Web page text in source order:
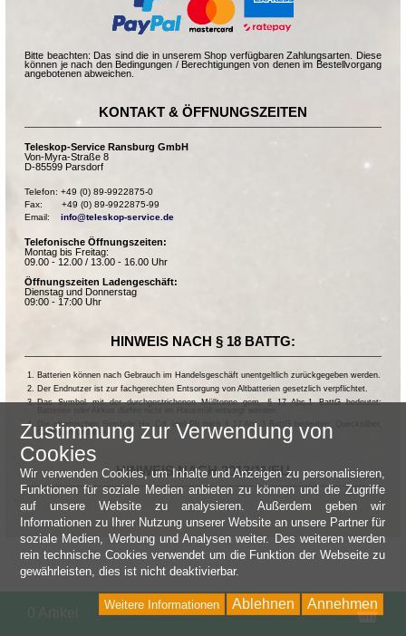
Bitte beachten: Das sind die in unserem Shop verfügbaren Zahlungsarten. Diese
können je nach den Bedingungen / Berechtigungen von denen im Bestellvorgang
angebotenen abweichen.
KONTAKT & ÖFFNUNGSZEITEN
Teleskop-Service Ransburg GmbH
Von-Myra-Straße 8
D-85599 Parsdorf
Telefon: +49 (0) 89-9922875-0
Fax:       +49 (0) 89-9922875-99
Email: info@teleskop-service.de
Telefonische Öffnungszeiten:
Montag bis Freitag:
09.00 - 12.00 / 13.00 - 16.00 Uhr
Öffnungszeiten Ladengeschäft:
Dienstag und Donnerstag
09:00 - 17:00 Uhr
HINWEIS NACH § 18 BATTG:
Batterien können nach Gebrauch im Handelsgeschäft unentgeltlich zurückgegeben werden.
Der Endnutzer ist zur fachgerechten Entsorgung von Altbatterien gesetzlich verpflichtet.
Das Symbol mit der durchgestrichenen Mülltonne gem. § 17 Abs.1 BattG bedeutet:
Die chemischen Symbole Hg, Cd, und Pb nach § 17 Abs.3 BattG bedeuten: Quecksilber,
Cadmium und Blei.
HINWEIS NACH 2013/11/EU
Zustimmung zur Verwendung von
Cookies
Wir verwenden Cookies, um Inhalte und Anzeigen zu personalisieren,
Funktionen für soziale Medien anbieten zu können und die Zugriffe
auf unsere Website zu analysieren. Außerdem geben wir
Informationen zu Ihrer Nutzung unserer Website an unsere Partner für
soziale Medien, Werbung und Analysen weiter. Des weiteren werden
rein technische Cookies verwendet um die Funktion der Webseite zu
gewährleisten, dies ist nicht deaktivierbar.
Annehmen
Ablehnen
Weitere Informationen